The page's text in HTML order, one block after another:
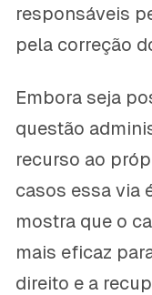
responsáveis
pela correção
Embora seja
questão
recurso ao
casos essa via
mostra que o
mais eficaz
direito e a